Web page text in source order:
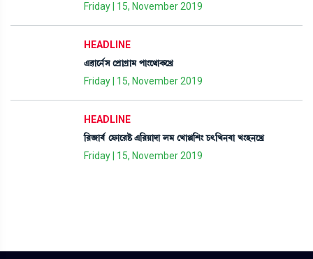
Friday | 15, November 2019
HEADLINE
&¯àì>¢Î ëšøàNøà³ šà}ì=àA¡ìJø
Friday | 15, November 2019
HEADLINE
[¹\à¤¢ ëó¡àì¹Ê¡ &[¹Úàƒà º³ ëJàÙ[Å} W¡;[J>¤à J}Ò>ìJø
Friday | 15, November 2019